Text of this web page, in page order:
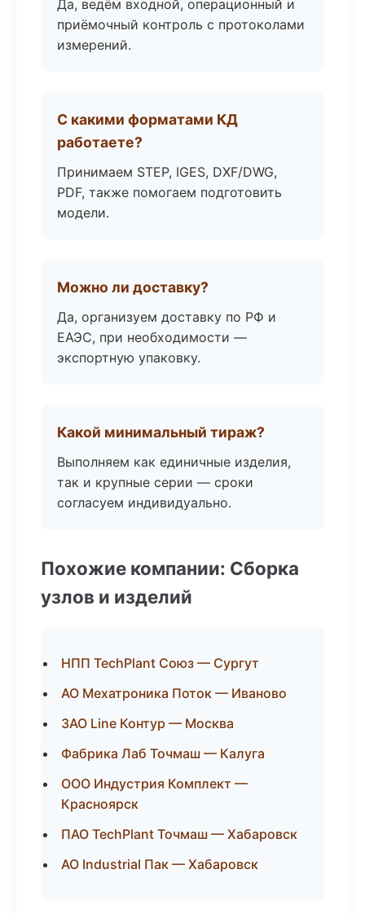
Да, ведём входной, операционный и
приёмочный контроль с протоколами
измерений.
С какими форматами КД
работаете?
Принимаем STEP, IGES, DXF/DWG,
PDF, также помогаем подготовить
модели.
Можно ли доставку?
Да, организуем доставку по РФ и
ЕАЭС, при необходимости —
экспортную упаковку.
Какой минимальный тираж?
Выполняем как единичные изделия,
так и крупные серии — сроки
согласуем индивидуально.
Похожие компании: Сборка
узлов и изделий
НПП TechPlant Союз — Сургут
АО Мехатроника Поток — Иваново
ЗАО Line Контур — Москва
Фабрика Лаб Точмаш — Калуга
ООО Индустрия Комплект —
Красноярск
ПАО TechPlant Точмаш — Хабаровск
АО Industrial Пак — Хабаровск